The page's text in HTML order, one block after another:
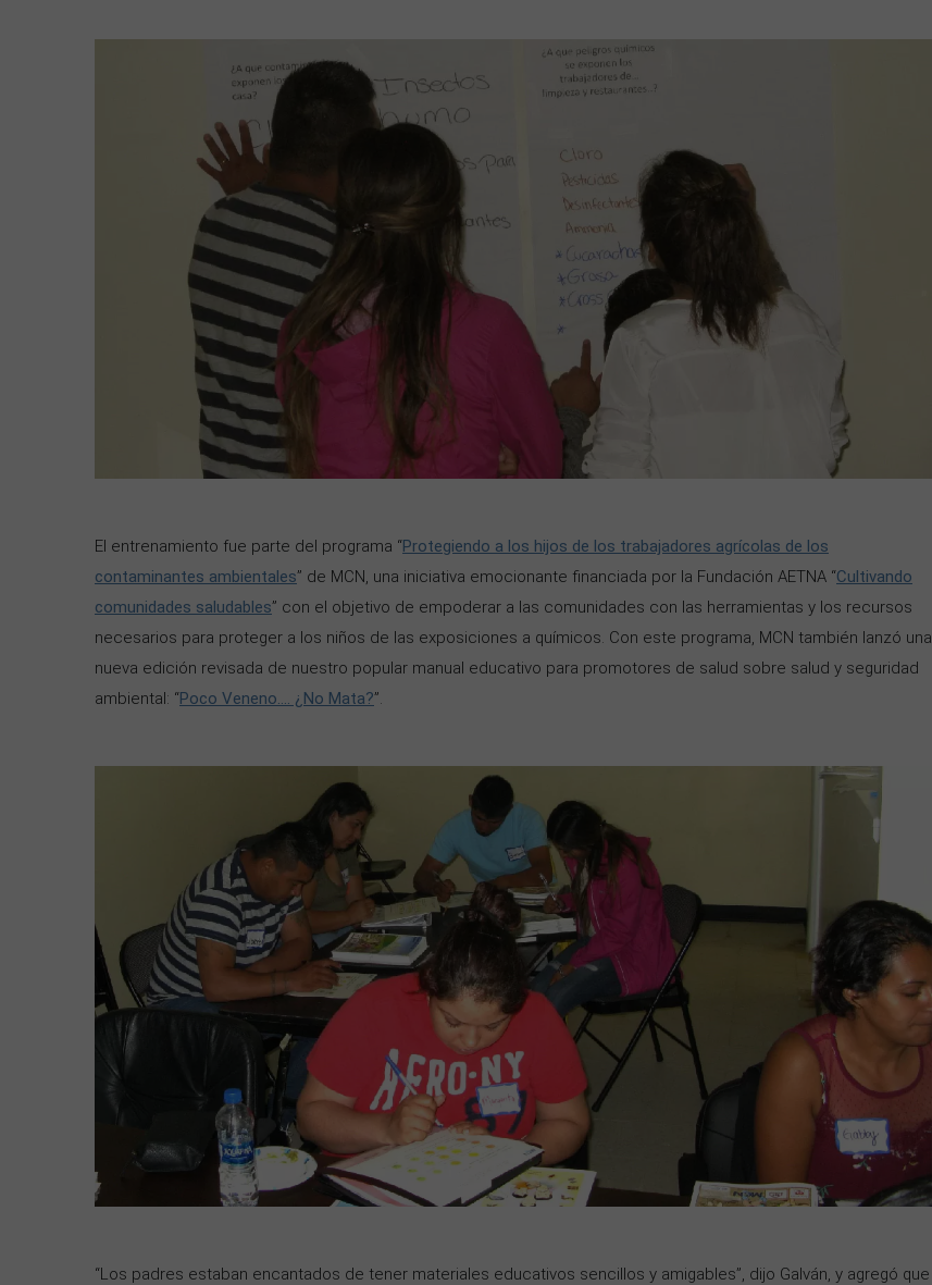
El entrenamiento fue parte del programa “Protegiendo a los hijos de los trabajadores agrícolas de los
contaminantes ambientales” de MCN, una iniciativa emocionante financiada por la Fundación AETNA “Cultivando
comunidades saludables” con el objetivo de empoderar a las comunidades con las herramientas y los recursos
necesarios para proteger a los niños de las exposiciones a químicos. Con este programa, MCN también lanzó una
nueva edición revisada de nuestro popular manual educativo para promotores de salud sobre salud y seguridad
ambiental: “Poco Veneno…. ¿No Mata?”.
“Los padres estaban encantados de tener materiales educativos sencillos y amigables”, dijo Galván, y agregó que